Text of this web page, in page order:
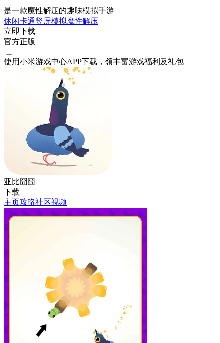
是一款魔性解压的趣味模拟手游
休闲卡通竖屏模拟魔性解压
立即下载
官方正版
使用小米游戏中心APP下载 ，领丰富游戏福利 及礼包
亚比囧囧
下载
主页攻略社区视频